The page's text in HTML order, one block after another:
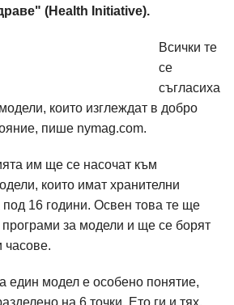
(Health Initiative).
Всички те
се
съгласиха
които изглеждат в добро
пише nymag.com.
им ще се насочат към
които имат хранителни
под 16 години. Освен това те ще
за модели и ще се борят
часове.
един модел е особено понятие,
на 6 точки. Ето ги и тях,